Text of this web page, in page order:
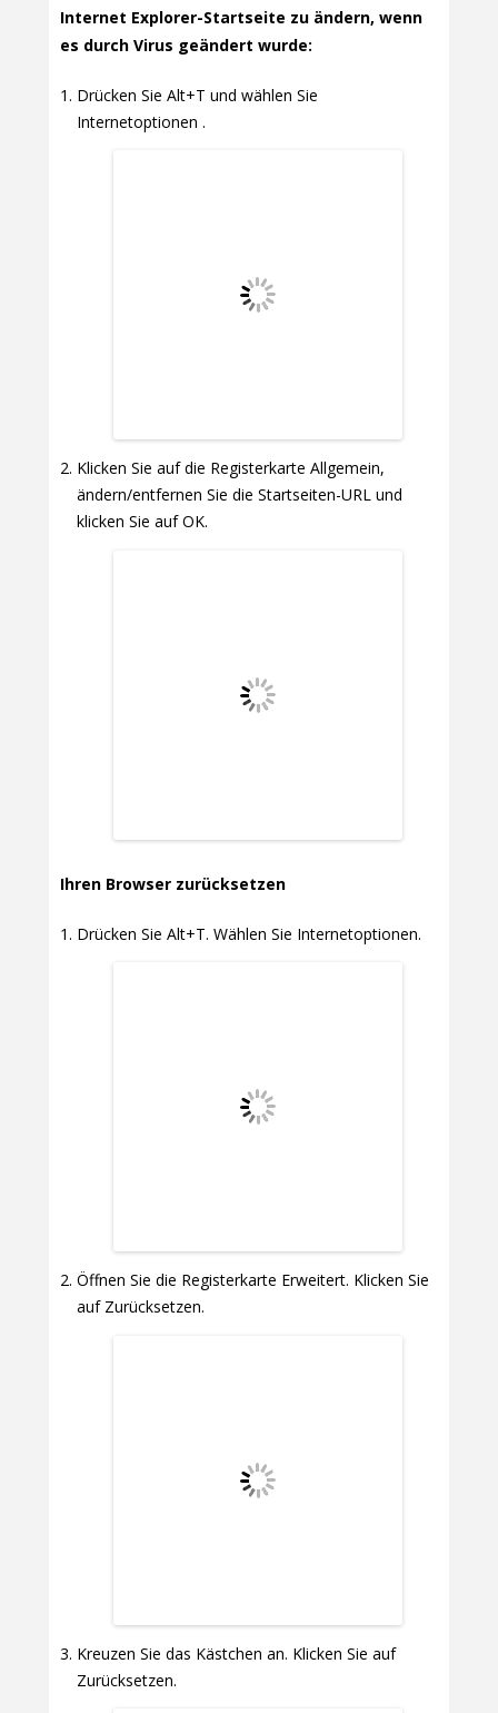
Internet Explorer-Startseite zu ändern, wenn
es durch Virus geändert wurde:
Drücken Sie Alt+T und wählen Sie
Internetoptionen .
Klicken Sie auf die Registerkarte Allgemein,
ändern/entfernen Sie die Startseiten-URL und
klicken Sie auf OK.
Ihren Browser zurücksetzen
Drücken Sie Alt+T. Wählen Sie Internetoptionen.
Öffnen Sie die Registerkarte Erweitert. Klicken Sie
auf Zurücksetzen.
Kreuzen Sie das Kästchen an. Klicken Sie auf
Zurücksetzen.